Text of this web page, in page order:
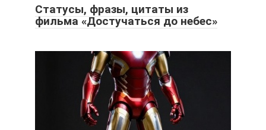
Статусы, фразы, цитаты из
фильма «Достучаться до небес»